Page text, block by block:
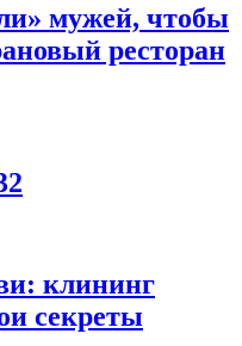
мужей, чтобы
ресторан
клининг
секреты